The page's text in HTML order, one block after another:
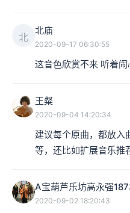
北
北庙
2020-09-17 06:30:55
这音色欣赏不来 听着闹
王粲
2020-09-04 14:20:34
建议每个原曲，都放入
等，还比如扩展音乐推
A宝葫芦乐坊高永强
2020-09-02 18:20:43